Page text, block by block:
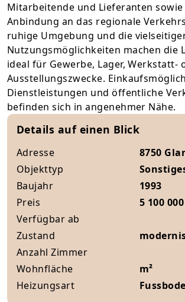
Mitarbeitende und Lieferanten
Anbindung an das regionale
ruhige Umgebung und die
Nutzungsmöglichkeiten machen die
ideal für Gewerbe, Lager, Werkstatt-
Ausstellungszwecke.
Dienstleistungen und öffentliche
befinden sich in angenehmer Nähe.
Details auf einen Blick
Adresse
8750
Objekttyp
Baujahr
1993
Preis
5 100
Verfügbar ab
Zustand
Anzahl Zimmer
Wohnfläche
m²
Heizungsart